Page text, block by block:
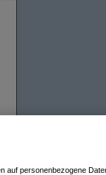
auf personenbezogene